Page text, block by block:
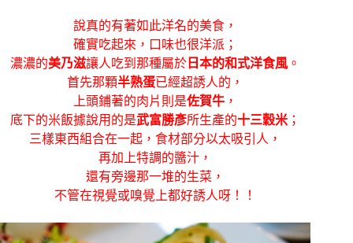
說真的有著如此洋名的美食，
確實吃起來，口味也很洋派；
濃濃的美乃滋讓人吃到那種屬於 日本的和式洋食風 。
首先那顆半熟蛋已經超誘人的，
上頭鋪著的肉片則是佐賀牛 ，
底下的米飯據說用的是武富勝彥所生產的十三穀米 ；
三樣東西組合在一起，食材部分以太吸引人，
再加上特調的醬汁，
還有旁邊那一堆的生菜，
不管在視覺或嗅覺上都好誘人呀！！